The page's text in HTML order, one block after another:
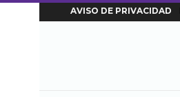
AVISO DE PRIVACIDAD